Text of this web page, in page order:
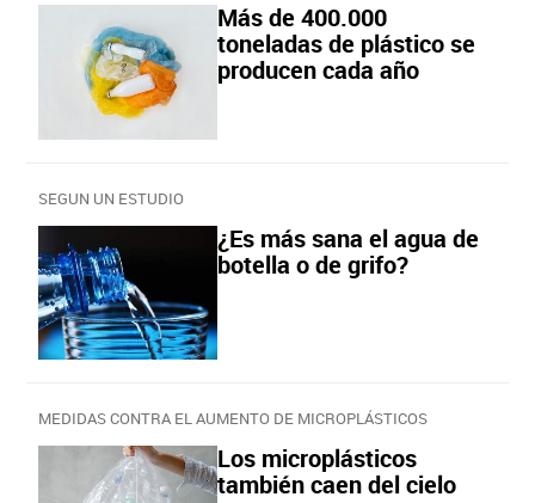
Más de 400.000
toneladas de plástico se
producen cada año
SEGUN UN ESTUDIO
¿Es más sana el agua de
botella o de grifo?
MEDIDAS CONTRA EL AUMENTO DE MICROPLÁSTICOS
Los microplásticos
también caen del cielo